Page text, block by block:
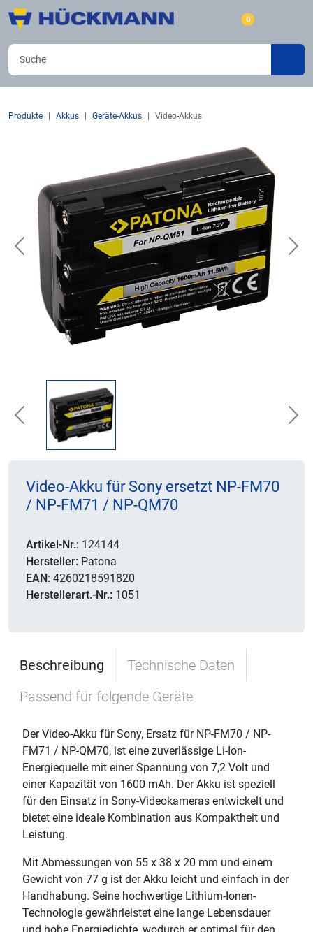
0
Produkte Akkus Geräte-Akkus Video-Akkus
Previous
Previous
Video-Akku für Sony ersetzt NP-FM70
/ NP-FM71 / NP-QM70
Artikel-Nr.: 124144
Hersteller: Patona
EAN: 4260218591820
Herstellerart.-Nr.: 1051
Beschreibung
Technische Daten
Passend für folgende Geräte
Der Video-Akku für Sony, Ersatz für NP-FM70 / NP-
FM71 / NP-QM70, ist eine zuverlässige Li-Ion-
Energiequelle mit einer Spannung von 7,2 Volt und
einer Kapazität von 1600 mAh. Der Akku ist speziell
für den Einsatz in Sony-Videokameras entwickelt und
bietet eine ideale Kombination aus Kompaktheit und
Leistung.
Mit Abmessungen von 55 x 38 x 20 mm und einem
Gewicht von 77 g ist der Akku leicht und einfach in der
Handhabung. Seine hochwertige Lithium-Ionen-
Technologie gewährleistet eine lange Lebensdauer